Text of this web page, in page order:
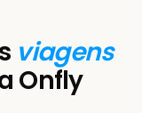
viagens
Onfly